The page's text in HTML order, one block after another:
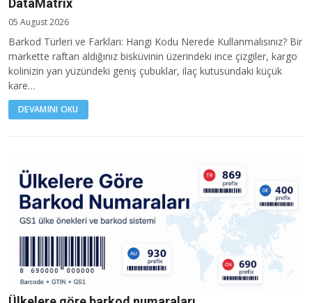
05 August 2026
Barkod Türleri ve Farkları: Hangi Kodu Nerede Kullanmalısınız? Bir
markette raftan aldığınız bisküvinin üzerindeki ince çizgiler, kargo
kolinizin yan yüzündeki geniş çubuklar, ilaç kutusundaki küçük
kare…
DEVAMINI OKU